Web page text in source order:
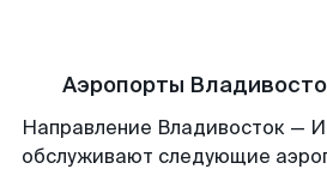
Аэропорты
Направление Владивосток —
обслуживают следующие